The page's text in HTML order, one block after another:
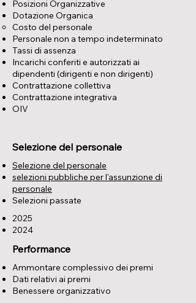
Posizioni Organizzative
Dotazione Organica
Costo del personale
Personale non a tempo indeterminato
Tassi di assenza
Incarichi conferiti e autorizzati ai
dipendenti (dirigenti e non dirigenti)
Contrattazione collettiva
Contrattazione integrativa
OIV
Selezione del personale
Selezione del personale
selezioni pubbliche per l'assunzione di
personale
Selezioni passate
2025
2024
Performance
Ammontare complessivo dei premi
Dati relativi ai premi
Benessere organizzativo